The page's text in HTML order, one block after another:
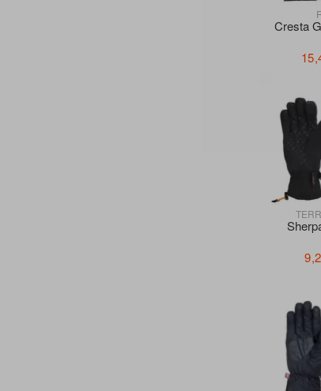
Cresta